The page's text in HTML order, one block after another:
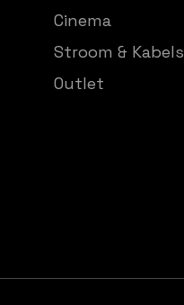
Cinema
Stroom & Kabels
Outlet